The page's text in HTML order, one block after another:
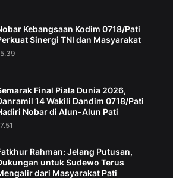
Kebangsaan Kodim 0718/Pati
Sinergi TNI dan Masyarakat
Final Piala Dunia 2026,
14 Wakili Dandim 0718/Pati
Nobar di Alun-Alun Pati
Rahman: Jelang Putusan,
untuk Sudewo Terus
dari Masyarakat Pati